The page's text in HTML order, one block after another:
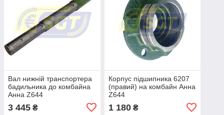
Вал нижній транспортера
бадильника до комбайна
Анна Z644
3 445 ₴
Корпус підшипника 6207
(правий) на комбайн Анна
Z644
1 180₴